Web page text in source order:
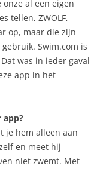
al een eigen
tellen, ZWOLF,
op, maar die zijn
Swim.com is
was in ieder gaval
app in het
app?
je hem alleen aan
en meet hij
niet zwemt. Met